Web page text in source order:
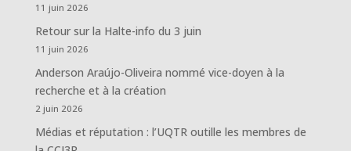
11 juin 2026
Retour sur la Halte-info du 3 juin
11 juin 2026
Anderson Araújo-Oliveira nommé vice-doyen à la
recherche et à la création
2 juin 2026
Médias et réputation : l’UQTR outille les membres de